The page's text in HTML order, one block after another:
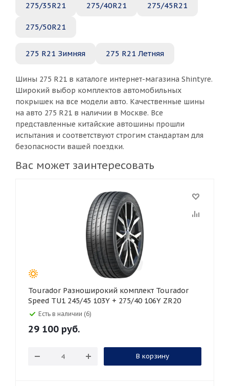
275/35R21 275/40R21 275/45R21
275/50R21
275 R21 Зимняя 275 R21 Летняя
Шины 275 R21 в каталоге интернет-магазина Shintyre.
Широкий выбор комплектов автомобильных
покрышек на все модели авто. Качественные шины
на авто 275 R21 в наличии в Москве. Все
представленные китайские автошины прошли
испытания и соответствуют строгим стандартам для
безопасности вашей поездки.
Вас может заинтересовать
Tourador Разноширокий комплект Tourador
Speed TU1 245/45 103Y + 275/40 106Y ZR20
Есть в наличии (6)
29 100 руб.
В корзину